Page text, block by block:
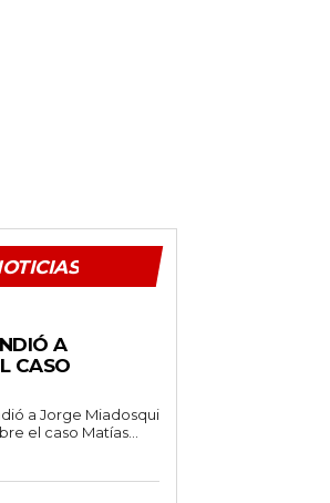
A
CASO
a Jorge Miadosqui
el caso Matías...